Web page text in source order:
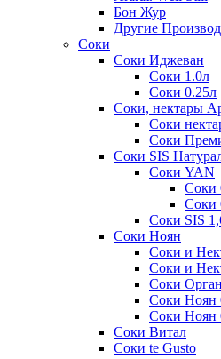
Бон Жур
Другие
Соки
Соки Иджеван
Соки 1.0л
Соки 0.25л
Соки, нектары
Соки
Соки
Соки SIS
Соки YAN
Соки
Соки
Соки SIS
Соки Ноян
Соки и
Соки и
Соки
Соки Ноян
Соки Ноян
Соки Витал
Соки te Gusto